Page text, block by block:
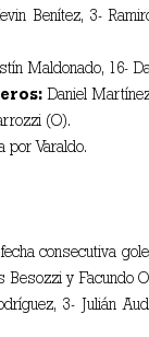
Benítez, 3-
Maldonado, 16-
Daniel
(O).
por Varaldo.
consecutiva
y Facundo
3- Julián